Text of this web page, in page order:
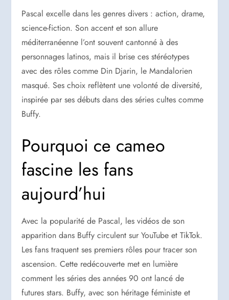
Pascal excelle dans les genres divers : action, drame,
science-fiction. Son accent et son allure
méditerranéenne l’ont souvent cantonné à des
personnages latinos, mais il brise ces stéréotypes
avec des rôles comme Din Djarin, le Mandalorien
masqué. Ses choix reflètent une volonté de diversité,
inspirée par ses débuts dans des séries cultes comme
Buffy.
Pourquoi ce cameo
fascine les fans
aujourd’hui
Avec la popularité de Pascal, les vidéos de son
apparition dans Buffy circulent sur YouTube et TikTok.
Les fans traquent ses premiers rôles pour tracer son
ascension. Cette redécouverte met en lumière
comment les séries des années 90 ont lancé de
futures stars. Buffy, avec son héritage féministe et